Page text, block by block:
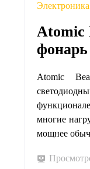
Электроника
Atomic
фонарь
Atomic
многие
мощнее